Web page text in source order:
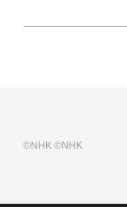
©NHK©NHK